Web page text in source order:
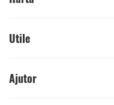
Utile
Ajutor